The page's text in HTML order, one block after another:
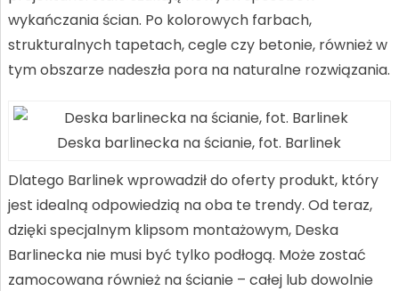
wykańczania ścian. Po kolorowych farbach,
strukturalnych tapetach, cegle czy betonie, również w
tym obszarze nadeszła pora na naturalne rozwiązania.
Deska barlinecka na ścianie, fot. Barlinek
Dlatego Barlinek wprowadził do oferty produkt, który
jest idealną odpowiedzią na oba te trendy. Od teraz,
dzięki specjalnym klipsom montażowym, Deska
Barlinecka nie musi być tylko podłogą. Może zostać
zamocowana również na ścianie – całej lub dowolnie